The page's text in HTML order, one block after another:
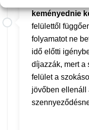
keményednie
felülettől
folyamatot ne
idő előtti
díjazzák, mert a
felület a
jövőben ellenáll